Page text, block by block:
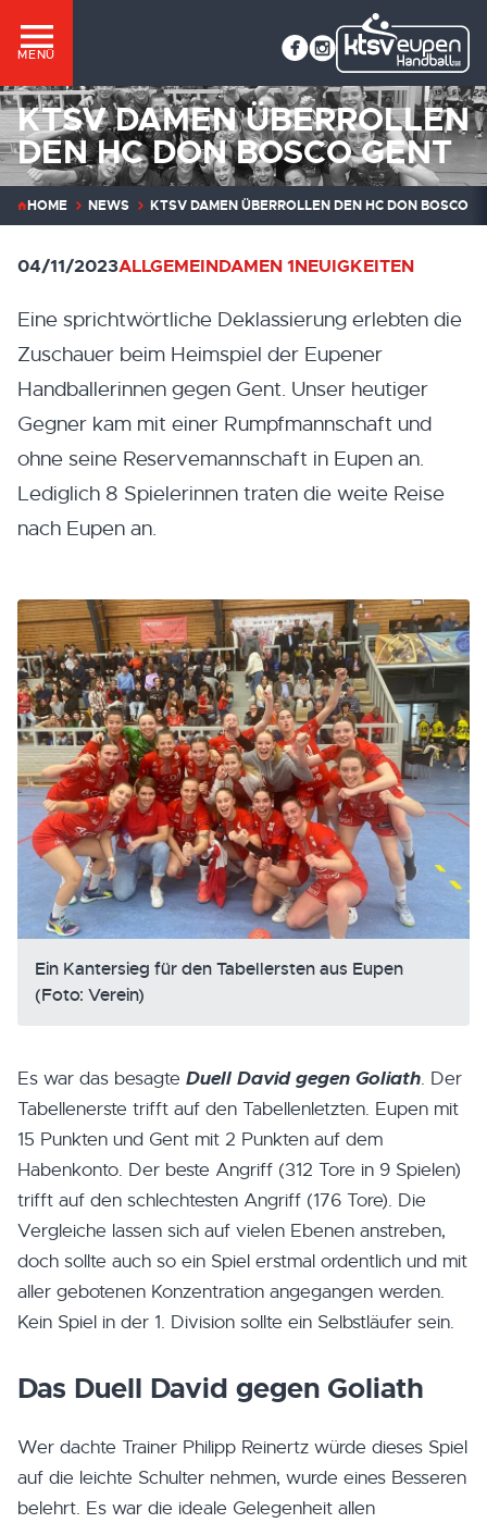
MENÜ
KTSV DAMEN ÜBERROLLEN
DEN HC DON BOSCO GENT
HOME NEWS KTSV DAMEN ÜBERROLLEN DEN HC DON BOSCO
04/11/2023ALLGEMEINDAMEN 1NEUIGKEITEN
Eine sprichtwörtliche Deklassierung erlebten die
Zuschauer beim Heimspiel der Eupener
Handballerinnen gegen Gent. Unser heutiger
Gegner kam mit einer Rumpfmannschaft und
ohne seine Reservemannschaft in Eupen an.
Lediglich 8 Spielerinnen traten die weite Reise
nach Eupen an.
Ein Kantersieg für den Tabellersten aus Eupen
(Foto: Verein)
Es war das besagte Duell David gegen Goliath. Der
Tabellenerste trifft auf den Tabellenletzten. Eupen mit
15 Punkten und Gent mit 2 Punkten auf dem
Habenkonto. Der beste Angriff (312 Tore in 9 Spielen)
trifft auf den schlechtesten Angriff (176 Tore). Die
Vergleiche lassen sich auf vielen Ebenen anstreben,
doch sollte auch so ein Spiel erstmal ordentlich und mit
aller gebotenen Konzentration angegangen werden.
Kein Spiel in der 1. Division sollte ein Selbstläufer sein.
Das Duell David gegen Goliath
Wer dachte Trainer Philipp Reinertz würde dieses Spiel
auf die leichte Schulter nehmen, wurde eines Besseren
belehrt. Es war die ideale Gelegenheit allen